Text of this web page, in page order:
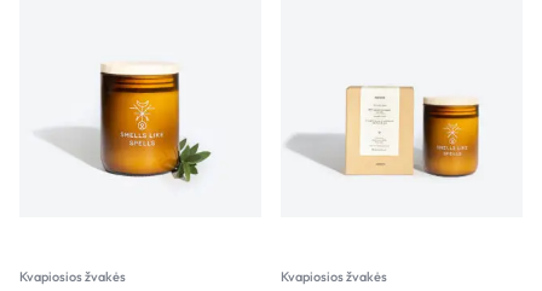
Kvapiosios žvakės Kvapiosios žvakės